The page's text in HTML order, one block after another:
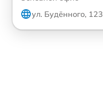
ул. Будённого, 123